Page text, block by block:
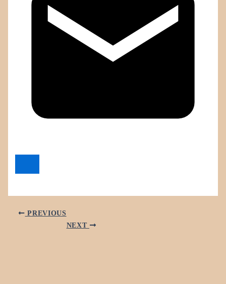
PREVIOUS
NEXT